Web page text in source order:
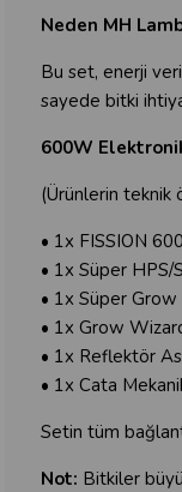
Neden MH
Bu set, enerji
sayede bitki
600W
(Ürünlerin teknik
• 1x FISSION
• 1x Süper
• 1x Süper
• 1x Grow
• 1x Reflektör
• 1x Cata
Setin tüm
Not: Bitkiler